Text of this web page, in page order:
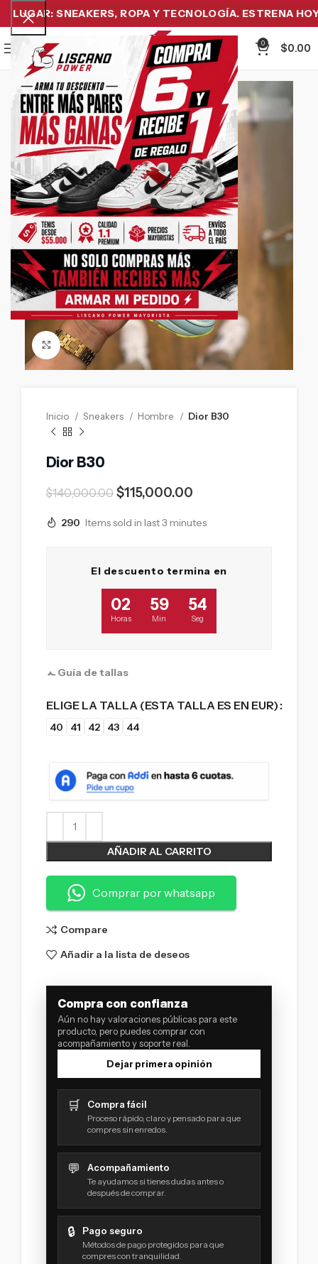
SNEAKERS, ROPA Y TECNOLOGÍA. ESTRENA HOY
Menu
0
$0.00
-18%
Click to enlarge
Inicio Sneakers Hombre Dior B30
Dior B30
$140,000.00 $115,000.00
290 Items sold in last 3 minutes
El descuento termina en
02
Horas
59
Min
53
Seg
Guía de tallas
ELIGE LA TALLA (ESTA TALLA ES EN EUR)
40 41 42 43 44
AÑADIR AL CARRITO
Comprar por whatsapp
Compare
Añadir a la lista de deseos
Compra con confianza
Aún no hay valoraciones públicas para este
producto, pero puedes comprar con
acompañamiento y soporte real.
Dejar primera opinión
🛒 Compra fácil
Proceso rápido, claro y pensado para que
compres sin enredos.
💬 Acompañamiento
Te ayudamos si tienes dudas antes o
después de comprar.
🔒 Pago seguro
Métodos de pago protegidos para que
compres con tranquilidad.